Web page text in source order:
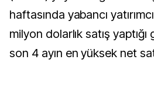
haftasında yabancı
milyon dolarlık satış
son 4 ayın en yüksek net